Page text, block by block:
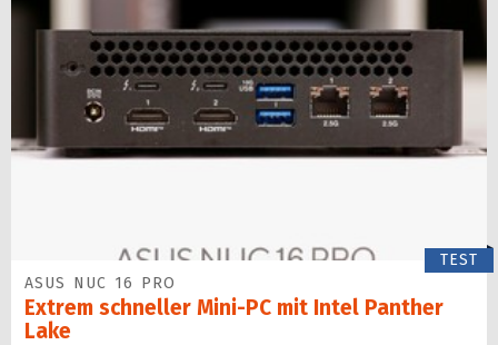
TEST
ASUS NUC 16 PRO
Extrem schneller Mini-PC mit Intel Panther
Lake